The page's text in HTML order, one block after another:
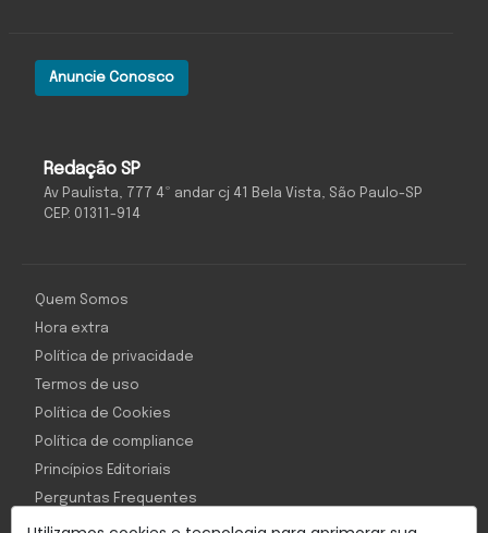
Redação SP
Av Paulista, 777 4º andar cj 41 Bela Vista, São Paulo-SP
CEP: 01311-914
Anuncie Conosco
Quem Somos
Hora extra
Política de privacidade
Termos de uso
Política de Cookies
Política de compliance
Princípios Editoriais
Perguntas Frequentes